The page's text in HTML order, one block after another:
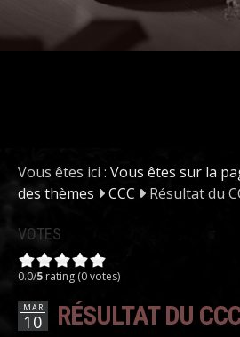
Vous êtes ici : Vous êtes sur la
des thèmes
CCC Résultat du
VOTES
0.0/5 rating (0 votes)
MAR
10 RÉSULTAT DU